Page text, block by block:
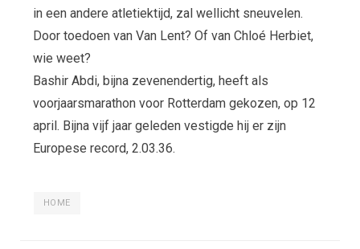
in een andere atletiektijd, zal wellicht sneuvelen.
Door toedoen van Van Lent? Of van Chloé Herbiet,
wie weet?
Bashir Abdi, bijna zevenendertig, heeft als
voorjaarsmarathon voor Rotterdam gekozen, op 12
april. Bijna vijf jaar geleden vestigde hij er zijn
Europese record, 2.03.36.
HOME